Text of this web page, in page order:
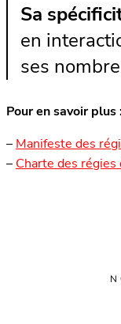
Sa
en
ses
Pour en savoir plus
– Manifeste des
– Charte des régies